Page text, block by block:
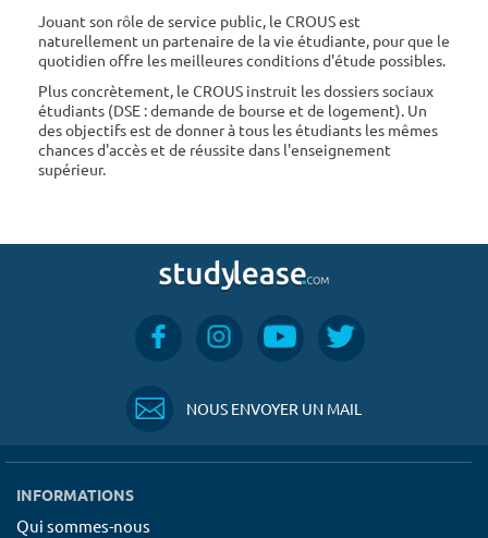
Jouant son rôle de service public, le CROUS est
naturellement un partenaire de la vie étudiante, pour que le
quotidien offre les meilleures conditions d'étude possibles.
Plus concrètement, le CROUS instruit les dossiers sociaux
étudiants (DSE : demande de bourse et de logement). Un
des objectifs est de donner à tous les étudiants les mêmes
chances d'accès et de réussite dans l'enseignement
supérieur.
NOUS ENVOYER UN MAIL
INFORMATIONS
Qui sommes-nous